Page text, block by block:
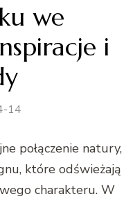
we
i
14
połączenie natury,
które odświeżają
charakteru. W